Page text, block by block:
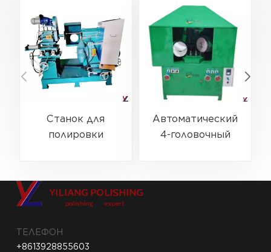
Станок для
полировки
посуды YL-QMG-
0101
Автоматический
4-головочный
металлических
ТЕЛЕФОН
+8613928855603